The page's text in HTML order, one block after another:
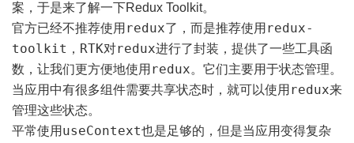
案，于是来了解一下Redux Toolkit。
官方已经不推荐使用 redux了，而是推荐使用 redux-
toolkit ， RTK对redux进行了封装，提供了一些工具函
数，让我们更方便地使用 redux。它们主要用于状态管理。
当应用中有很多组件需要共享状态时，就可以使用 redux来
管理这些状态。
平常使用 useContext也是足够的，但是当应用变得复杂